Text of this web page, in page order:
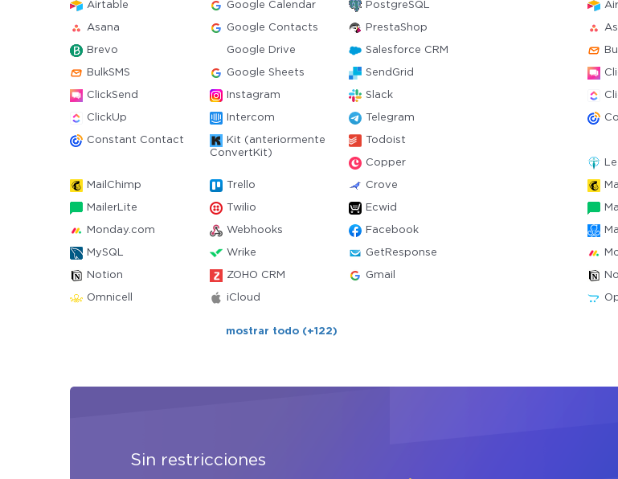
Airtable Google Calendar PostgreSQL
Asana Google Contacts PrestaShop
Brevo Google Drive Salesforce CRM
BulkSMS Google Sheets SendGrid
ClickSend Instagram Slack
ClickUp Intercom Telegram
Constant Contact
Kit (anteriormente
ConvertKit)
Todoist
Copper
MailChimp Trello Crove
MailerLite Twilio Ecwid
Monday.com Webhooks Facebook
MySQL Wrike GetResponse
Notion ZOHO CRM Gmail
Omnicell iCloud
mostrar todo (+122)
Sin restricciones